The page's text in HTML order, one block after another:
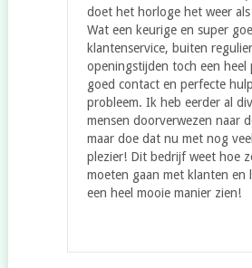
doet het horloge het weer
Wat een keurige en super
klantenservice, buiten
openingstijden toch een heel
goed contact en perfecte
probleem. Ik heb eerder al
mensen doorverwezen naar
maar doe dat nu met nog
plezier! Dit bedrijf weet hoe
moeten gaan met klanten en
een heel mooie manier zien!